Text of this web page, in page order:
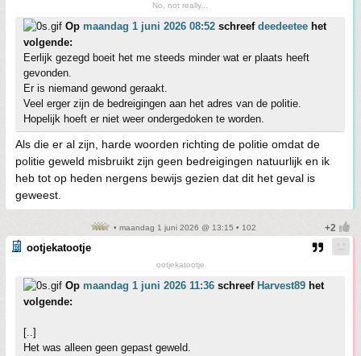
No, not really...
Op maandag 1 juni 2026 08:52 schreef deedeetee het
volgende:
Eerlijk gezegd boeit het me steeds minder wat er plaats heeft
gevonden.
Er is niemand gewond geraakt.
Veel erger zijn de bedreigingen aan het adres van de politie.
Hopelijk hoeft er niet weer ondergedoken te worden.
Als die er al zijn, harde woorden richting de politie omdat de
politie geweld misbruikt zijn geen bedreigingen natuurlijk en ik
heb tot op heden nergens bewijs gezien dat dit het geval is
geweest.
• maandag 1 juni 2026 @ 13:15 • 102
ootjekatootje
ootjekatootje
Op maandag 1 juni 2026 11:36 schreef Harvest89 het
volgende:
[..]
Het was alleen geen gepast geweld.